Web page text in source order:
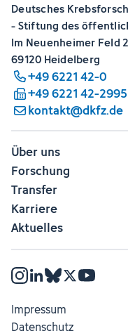
Deutsches
- Stiftung des
Im Neuenheimer Feld
69120 Heidelberg
+49 6221 42-0
+49 6221 42-2995
kontakt@dkfz.de
Über uns
Forschung
Transfer
Karriere
Aktuelles
Impressum
Datenschutz